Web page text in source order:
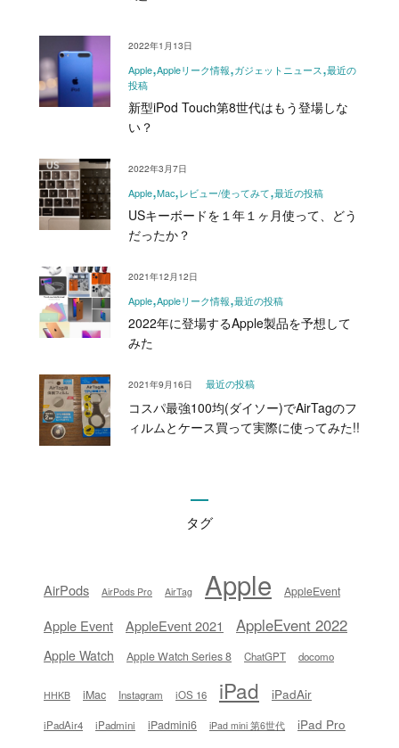
Apple Appleリーク情報 ガジェットニュース 最近の
投稿
新型iPod Touch第8世代はもう登場しな
い？
2022年1月13日
Apple Mac レビュー/使ってみて 最近の投稿
USキーボードを１年１ヶ月使って、どう
だったか？
2022年3月7日
Apple Appleリーク情報 最近の投稿
2022年に登場するApple製品を予想して
みた
2021年12月12日
最近の投稿
コスパ最強100均(ダイソー)でAirTagのフ
ィルムとケース買って実際に使ってみた!!
2021年9月16日
タグ
AirPods AirPods Pro AirTag Apple AppleEvent
Apple Event AppleEvent 2021 AppleEvent 2022
Apple Watch Apple Watch Series 8 ChatGPT docomo
HHKB iMac Instagram iOS 16 iPad iPadAir
iPadAir4 iPadmini iPadmini6 iPad mini 第6世代 iPad Pro